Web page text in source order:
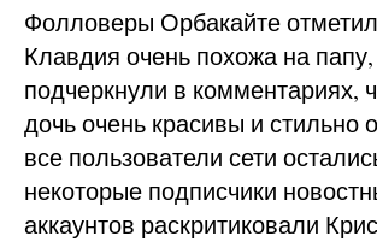
Фолловеры Орбакайте
Клавдия очень похожа на
подчеркнули в комментариях,
дочь очень красивы и стильно
все пользователи сети
некоторые подписчики
аккаунтов раскритиковали